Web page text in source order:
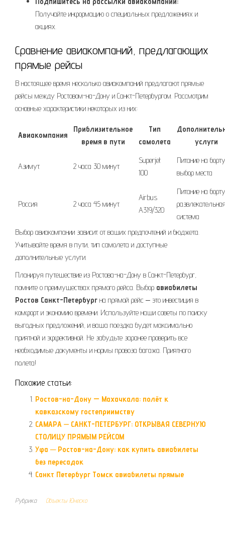
Получайте информацию о специальных предложениях и
акциях.
Сравнение авиакомпаний, предлагающих
прямые рейсы
В настоящее время несколько авиакомпаний предлагают прямые
рейсы между Ростовом-на-Дону и Санкт-Петербургом. Рассмотрим
основные характеристики некоторых из них:
Авиакомпания
Приблизительное
время в пути
Тип
самолета
услуги
Азимут 2 часа 30 минут
Superjet
100
Питание на
выбор места
Россия 2 часа 45 минут
Airbus
A319/320
Питание на
система
Выбор авиакомпании зависит от ваших предпочтений и бюджета.
Учитывайте время в пути, тип самолета и доступные
дополнительные услуги.
Планируя путешествие из Ростова-на-Дону в Санкт-Петербург,
помните о преимуществах прямого рейса. Выбор авиабилеты
Ростов Санкт-Петербург на прямой рейс ‒ это инвестиция в
комфорт и экономию времени. Используйте наши советы по поиску
выгодных предложений, и ваша поездка будет максимально
приятной и эффективной. Не забудьте заранее проверить все
необходимые документы и нормы провоза багажа. Приятного
полета!
Похожие статьи:
Ростов-на-Дону — Махачкала: полёт к
кавказскому гостеприимству
САМАРА ⏤ САНКТ-ПЕТЕРБУРГ: ОТКРЫВАЯ СЕВЕРНУЮ
СТОЛИЦУ ПРЯМЫМ РЕЙСОМ
Уфа ─ Ростов-на-Дону: как купить авиабилеты
без пересадок
Санкт Петербург Томск авиабилеты прямые
Рубрика Объекты Юнеско